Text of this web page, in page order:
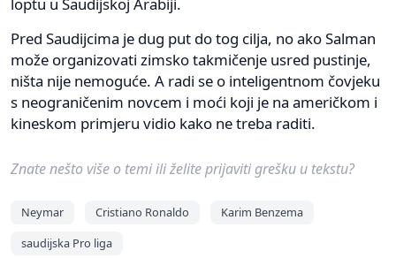
Pred Saudijcima je dug put do tog cilja, no ako Salman
može organizovati zimsko takmičenje usred pustinje,
ništa nije nemoguće. A radi se o inteligentnom čovjeku
s neograničenim novcem i moći koji je na američkom i
kineskom primjeru vidio kako ne treba raditi.
Znate nešto više o temi ili želite prijaviti grešku u tekstu?
Neymar Cristiano Ronaldo
Karim Benzema
saudijska Pro liga